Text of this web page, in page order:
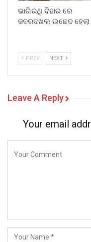
ଭାଗିରଥି ବିହାର ରେ
ଜବରଦଖଲ ଉଛେଦ ହେଲା
PREV NEXT
Leave A Reply
Your email